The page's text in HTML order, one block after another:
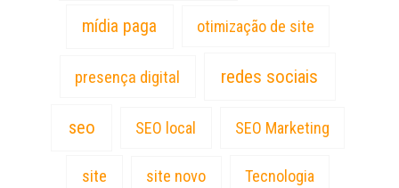
mídia paga otimização de site
presença digital redes sociais
seo SEO local SEO Marketing
site site novo Tecnologia